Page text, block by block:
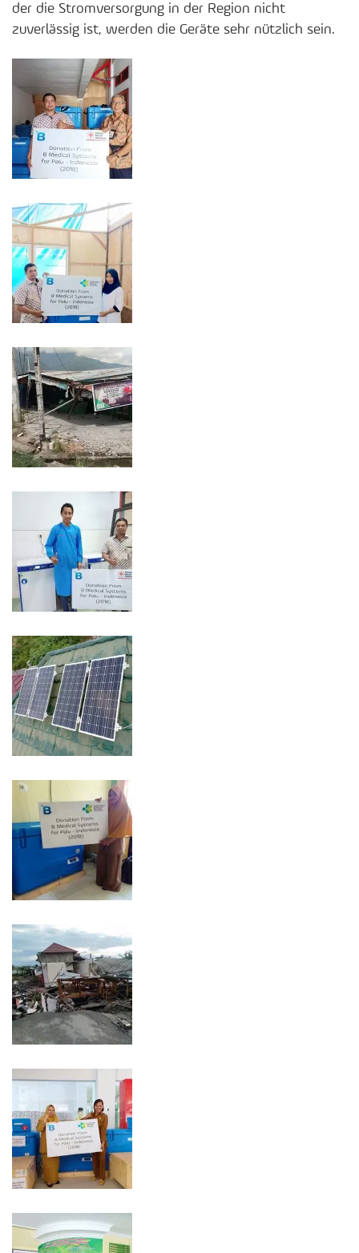
der die Stromversorgung in der Region nicht
zuverlässig ist, werden die Geräte sehr nützlich sein.